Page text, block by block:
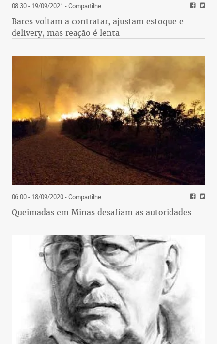
08:30 - 19/09/2021 - Compartilhe
Bares voltam a contratar, ajustam estoque e
delivery, mas reação é lenta
06:00 - 18/09/2020- Compartilhe
Queimadas em Minas desafiam as autoridades